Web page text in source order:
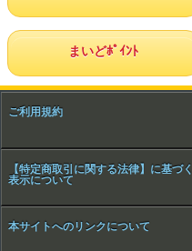
まいどﾎﾟｲﾝﾄ
ご利用規約
【特定商取引に関する法律】に基づく
表示について
本サイトへのリンクについて